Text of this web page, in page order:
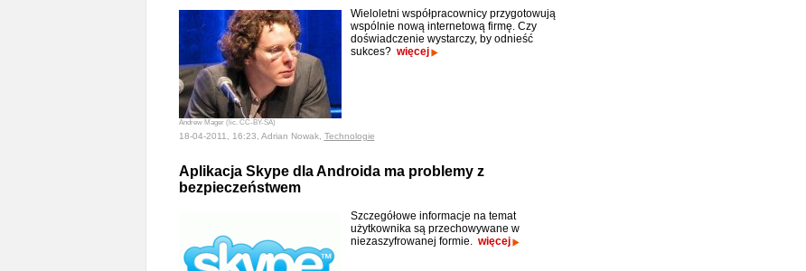
Andrew Mager (lic. CC-BY-SA)
Wieloletni współpracownicy przygotowują
wspólnie nową internetową firmę. Czy
doświadczenie wystarczy, by odnieść
sukces? więcej
18-04-2011, 16:23, Adrian Nowak, Technologie
Aplikacja Skype dla Androida ma problemy z
bezpieczeństwem
Szczegółowe informacje na temat
użytkownika są przechowywane w
niezaszyfrowanej formie. więcej